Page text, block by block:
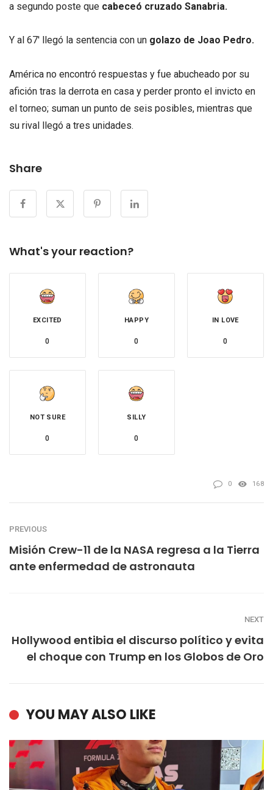
a segundo poste que cabeceó cruzado Sanabria.
Y al 67′ llegó la sentencia con un golazo de Joao Pedro.
América no encontró respuestas y fue abucheado por su
afición tras la derrota en casa y perder pronto el invicto en
el torneo; suman un punto de seis posibles, mientras que
su rival llegó a tres unidades.
Share
What's your reaction?
EXCITED
0
HAPPY
0
IN LOVE
0
NOT SURE
0
SILLY
0
0 168
PREVIOUS
Misión Crew-11 de la NASA regresa a la Tierra
ante enfermedad de astronauta
NEXT
Hollywood entibia el discurso político y evita
el choque con Trump en los Globos de Oro
YOU MAY ALSO LIKE